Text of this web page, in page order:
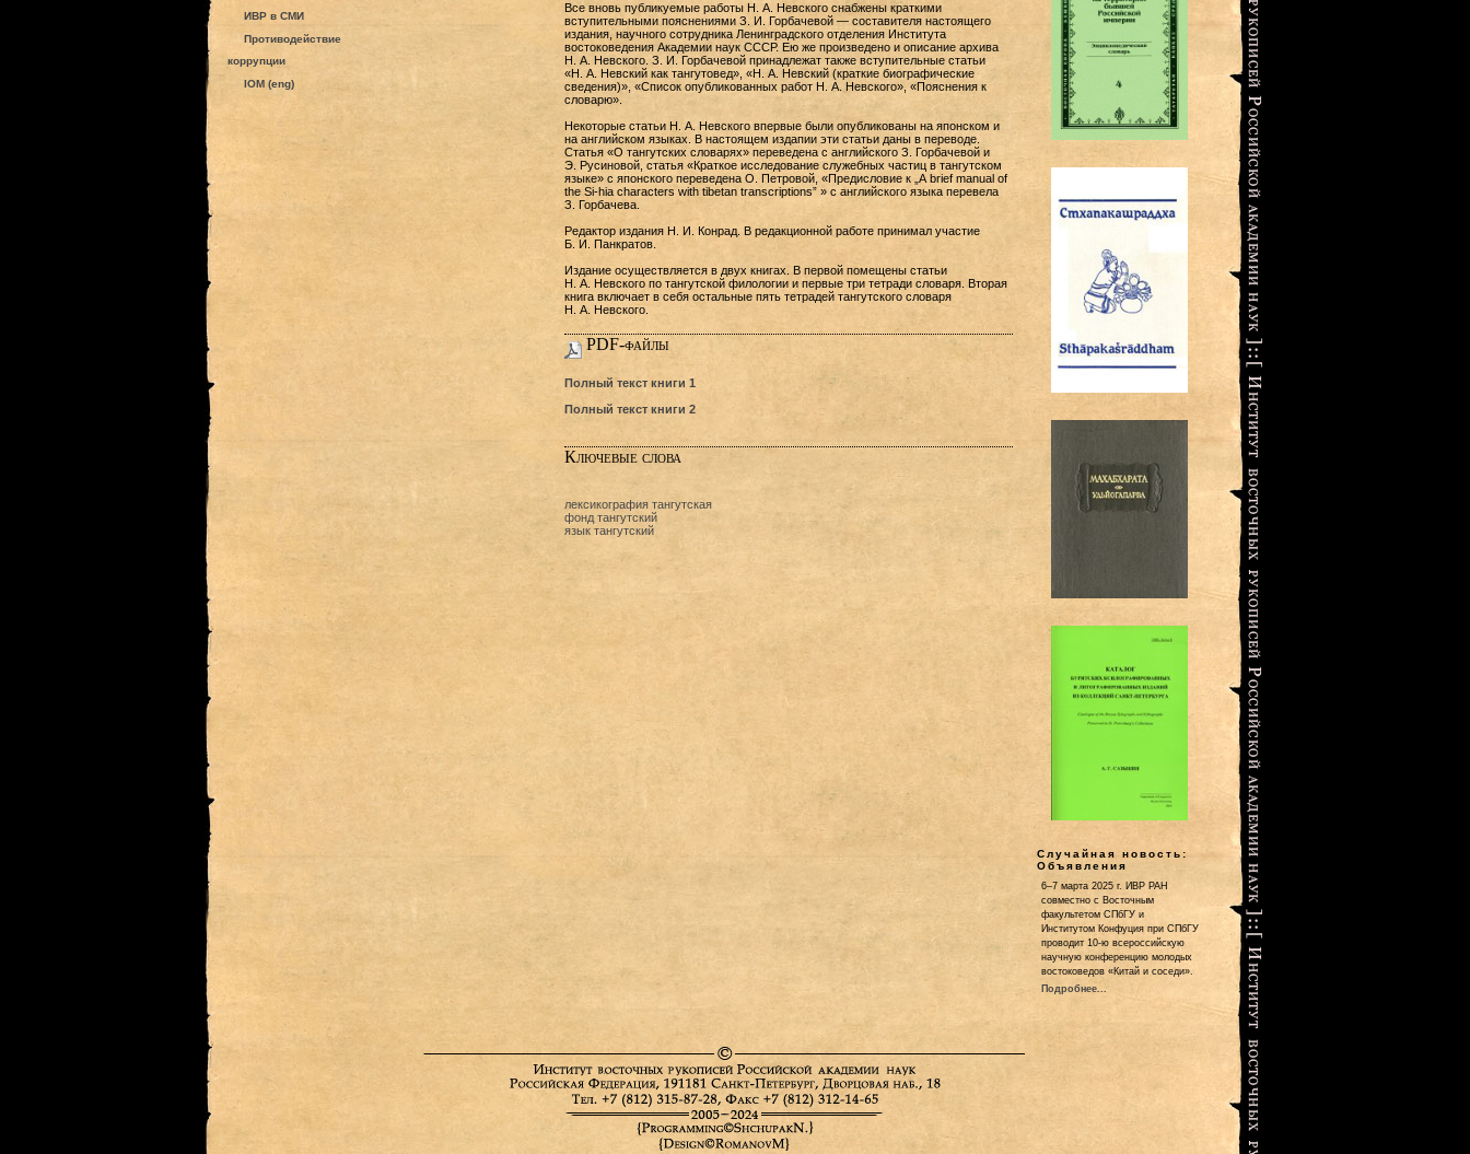
ИВР в СМИ
Противодействие
коррупции
IOM (eng)
Все вновь публикуемые работы Н. А. Невского снабжены краткими
вступительными пояснениями З. И. Горбачевой — составителя настоящего
издания, научного сотрудника Ленинградского отделения Института
востоковедения Академии наук СССР. Ею же произведено и описание архива
Н. А. Невского. З. И. Горбачевой принадлежат также вступительные статьи
«Н. А. Невский как тангутовед», «Н. А. Невский (краткие биографические
сведения)», «Список опубликованных работ Н. А. Невского», «Пояснения к
словарю».
Некоторые статьи Н. А. Невского впервые были опубликованы на японском и
на английском языках. В настоящем издапии эти статьи даны в переводе.
Статья «О тангутских словарях» переведена с английского З. Горбачевой и
Э. Русиновой, статья «Краткое исследование служебных частиц в тангутском
языке» с японского переведена О. Петровой, «Предисловие к „А brief manual of
the Si-hia characters with tibetan transcriptions” » с английского языка перевела
З. Горбачева.
Редактор издания Н. И. Конрад. В редакционной работе принимал участие
Б. И. Панкратов.
Издание осуществляется в двух книгах. В первой помещены статьи
Н. А. Невского по тангутской филологии и первые три тетради словаря. Вторая
книга включает в себя остальные пять тетрадей тангутского словаря
Н. А. Невского.
PDF-файлы
Полный текст книги 1
Полный текст книги 2
Ключевые слова
лексикография тангутская
фонд тангутский
язык тангутский
Случайная новость:
Объявления
6–7 марта 2025 г. ИВР РАН
совместно с Восточным
факультетом СПбГУ и
Институтом Конфуция при СПбГУ
проводит 10-ю всероссийскую
научную конференцию молодых
востоковедов «Китай и соседи».
Подробнее...